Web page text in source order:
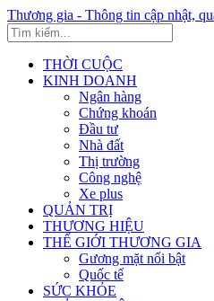
Thương gia - Thông tin cập nhật,
THỜI CUỘC
KINH DOANH
Ngân hàng
Chứng khoán
Đầu tư
Nhà đất
Thị trường
Công nghệ
Xe plus
QUẢN TRỊ
THƯƠNG HIỆU
THẾ GIỚI THƯƠNG GIA
Gương mặt nổi bật
Quốc tế
SỨC KHỎE